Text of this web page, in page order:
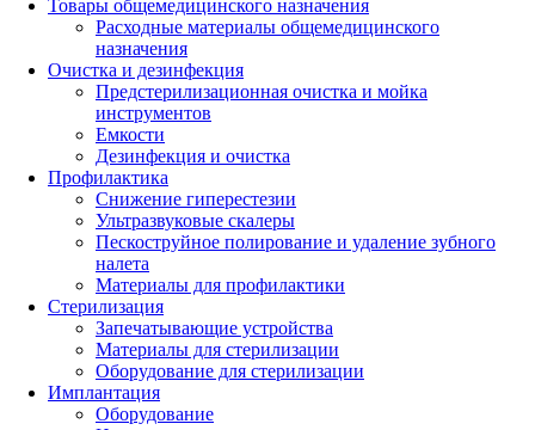
Товары общемедицинского назначения
Расходные материалы общемедицинского
назначения
Очистка и дезинфекция
Предстерилизационная очистка и мойка
инструментов
Емкости
Дезинфекция и очистка
Профилактика
Снижение гиперестезии
Ультразвуковые скалеры
Пескоструйное полирование и удаление зубного
налета
Материалы для профилактики
Стерилизация
Запечатывающие устройства
Материалы для стерилизации
Оборудование для стерилизации
Имплантация
Оборудование